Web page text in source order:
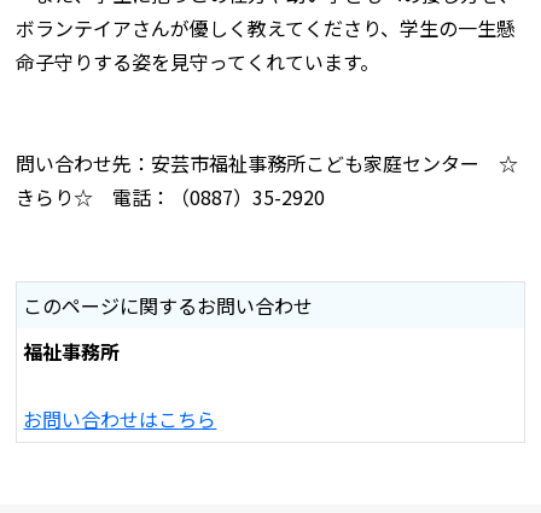
ボランテイアさんが優しく教えてくださり、学生の一生懸
命子守りする姿を見守ってくれています。
問い合わせ先：安芸市福祉事務所こども家庭センター ☆
きらり☆ 電話：（0887）35-2920
このページに関するお問い合わせ
福祉事務所
お問い合わせはこちら